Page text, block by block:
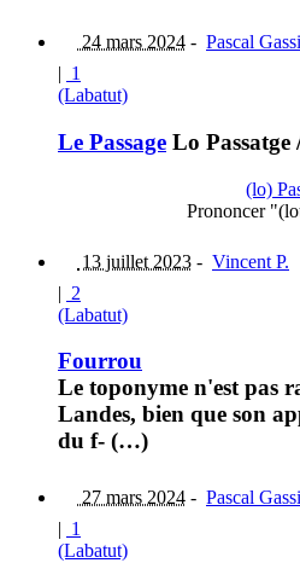
24 mars 2024 - Pascal
| 1
(Labatut)
Le Passage Lo Passatge
(lo)
Prononcer
13 juillet 2023 - Vincent P.
| 2
(Labatut)
Fourrou
Le toponyme n'est pas
Landes, bien que son
du f- (…)
27 mars 2024 - Pascal
| 1
(Labatut)